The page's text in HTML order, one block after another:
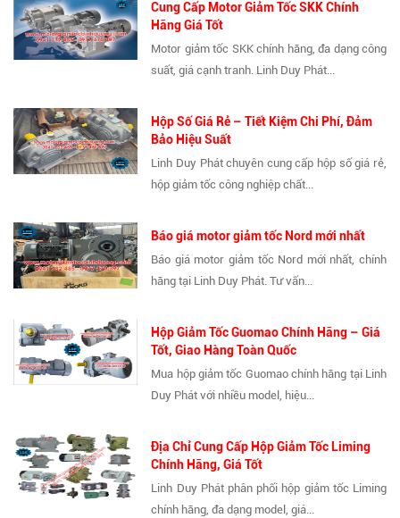
Cung Cấp Motor Giảm Tốc SKK Chính
Hãng Giá Tốt
Motor giảm tốc SKK chính hãng, đa dạng công
suất, giá cạnh tranh. Linh Duy Phát...
Hộp Số Giá Rẻ – Tiết Kiệm Chi Phí, Đảm
Bảo Hiệu Suất
Linh Duy Phát chuyên cung cấp hộp số giá rẻ,
hộp giảm tốc công nghiệp chất...
Báo giá motor giảm tốc Nord mới nhất
Báo giá motor giảm tốc Nord mới nhất, chính
hãng tại Linh Duy Phát. Tư vấn...
Hộp Giảm Tốc Guomao Chính Hãng – Giá
Tốt, Giao Hàng Toàn Quốc
Mua hộp giảm tốc Guomao chính hãng tại Linh
Duy Phát với nhiều model, hiệu...
Địa Chỉ Cung Cấp Hộp Giảm Tốc Liming
Chính Hãng, Giá Tốt
Linh Duy Phát phân phối hộp giảm tốc Liming
chính hãng, đa dạng model, giá...